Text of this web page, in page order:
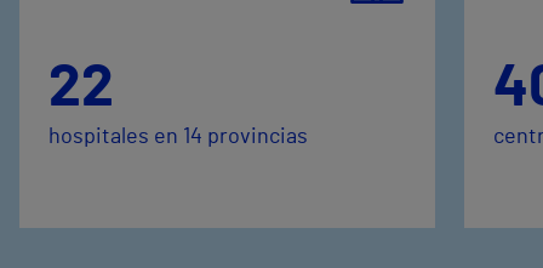
22
hospitales en 14 provincias